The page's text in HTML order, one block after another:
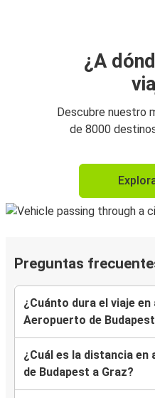
¿A
Descubre nuestro
de 8000
Preguntas
¿Cuánto dura el viaje
Aeropuerto de
¿Cuál es la distancia
de Budapest a Graz?